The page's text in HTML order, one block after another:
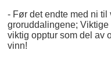
- Før det endte med ni til
groruddalingene;
viktig opptur som del av
vinn!